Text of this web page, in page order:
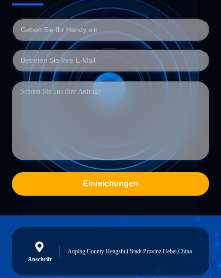
Einreichungen
Anschrift
Anping County Hengshui Stadt Provinz Hebei,China